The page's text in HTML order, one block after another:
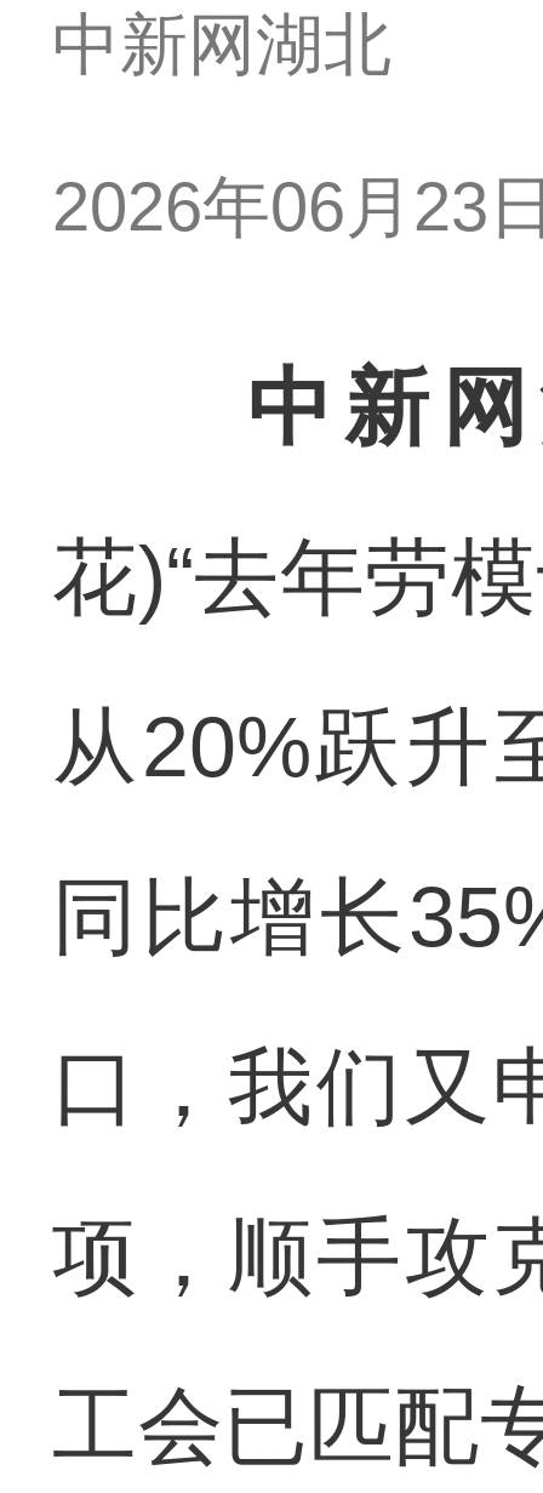
中新网湖北
2026年06月23
中新
花)“去年劳
从20%跃升
同比增长
口，我们又
项，顺手攻
工会已匹配